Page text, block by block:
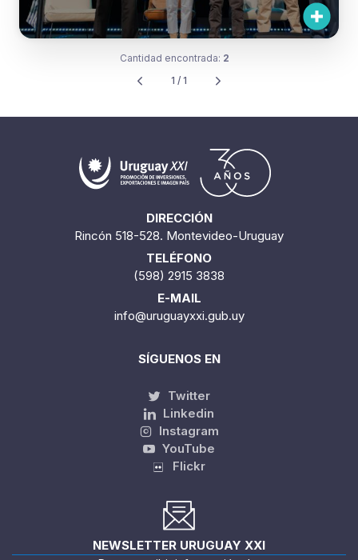
Cantidad encontrada: 2
1 / 1
DIRECCIÓN
Rincón 518-528. Montevideo-Uruguay
TELÉFONO
(598) 2915 3838
E-MAIL
info@uruguayxxi.gub.uy
SÍGUENOS EN
Twitter
Linkedin
Instagram
YouTube
Flickr
NEWSLETTER URUGUAY XXI